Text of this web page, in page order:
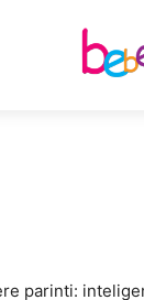
parinti: